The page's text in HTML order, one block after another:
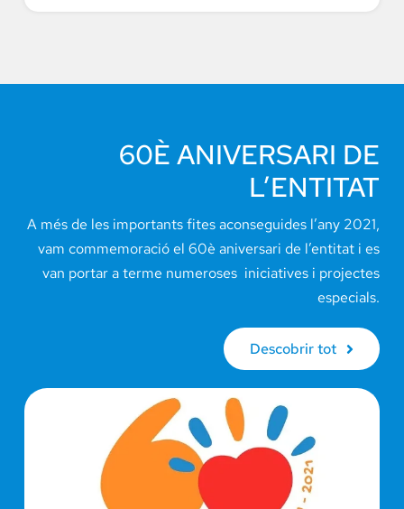
60È ANIVERSARI DE
L’ENTITAT
A més de les importants fites aconseguides l’any 2021,
vam commemoració el 60è aniversari de l’entitat i es
van portar a terme numeroses iniciatives i projectes
especials.
Descobrir tot